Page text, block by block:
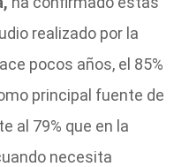
realizado por la
pocos años, el 85%
principal fuente de
al 79% que en la
necesita